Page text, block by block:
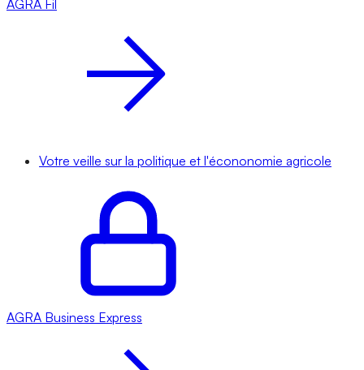
AGRA Fil
Votre veille sur la politique et l'écononomie agricole
AGRA Business Express